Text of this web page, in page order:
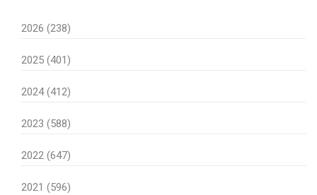
2026 (238)
2025 (401)
2024 (412)
2023 (588)
2022 (647)
2021 (596)